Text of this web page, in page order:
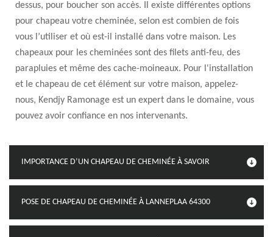
dessus, pour boucher son accès. Il existe différentes options
pour chapeau votre cheminée, selon est combien de fois
vous l’utiliser et où est-il installé dans votre maison. Les
chapeaux pour les cheminées sont des filets anti-feu, des
parapluies et même des cache-moineaux. Pour l'installation
et le chapeau de cet élément sur votre maison, appelez-
nous, Kendjy Ramonage est un expert dans le domaine, vous
pouvez avoir confiance en nos intervenants.
IMPORTANCE D’UN CHAPEAU DE CHEMINÉE À SAVOIR
POSE DE CHAPEAU DE CHEMINÉE À LANNEPLAA 64300